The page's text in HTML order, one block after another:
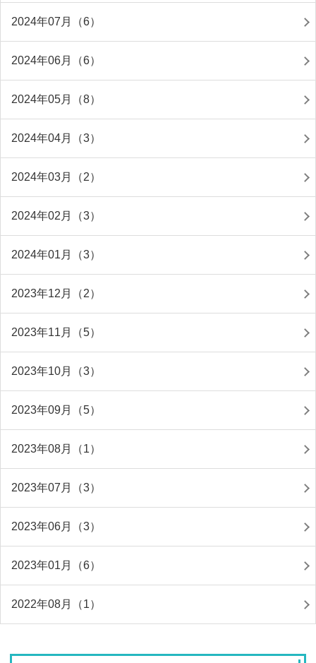
2024年07月（6）
2024年06月（6）
2024年05月（8）
2024年04月（3）
2024年03月（2）
2024年02月（3）
2024年01月（3）
2023年12月（2）
2023年11月（5）
2023年10月（3）
2023年09月（5）
2023年08月（1）
2023年07月（3）
2023年06月（3）
2023年01月（6）
2022年08月（1）